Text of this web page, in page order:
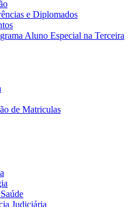
e Diplomados
Aluno Especial na Terceira
de Matriculas
Judiciária